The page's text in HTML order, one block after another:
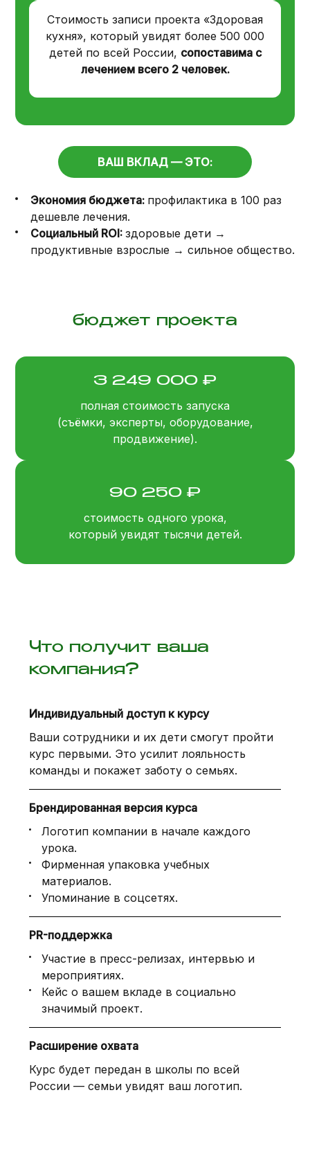
Стоимость записи проекта «Здоровая
кухня», который увидят более 500 000
детей по всей России, сопоставима с
лечением всего 2 человек.
ВАШ ВКЛАД — ЭТО:
Экономия бюджета: профилактика в 100 раз
дешевле лечения.
Социальный ROI: здоровые дети →
продуктивные взрослые → сильное общество.
бюджет проекта
3 249 000 ₽
полная стоимость запуска
(съёмки, эксперты, оборудование,
продвижение).
90 250 ₽
стоимость одного урока,
который увидят тысячи детей.
Что получит ваша
компания?
Индивидуальный доступ к курсу
Ваши сотрудники и их дети смогут пройти
курс первыми. Это усилит лояльность
команды и покажет заботу о семьях.
Брендированная версия курса
Логотип компании в начале каждого
урока.
Фирменная упаковка учебных
материалов.
Упоминание в соцсетях.
PR-поддержка
Участие в пресс-релизах, интервью и
мероприятиях.
Кейс о вашем вкладе в социально
значимый проект.
Расширение охвата
Курс будет передан в школы по всей
России — семьи увидят ваш логотип.